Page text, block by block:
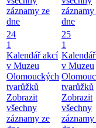
záznamy ze
dne
záznamy
dne
24
1
Kalendář akcí
v Muzeu
Olomouckých
tvarůžků
Zobrazit
všechny
záznamy ze
25
1
v Muzeu
tvarůžků
Zobrazit
všechny
záznamy